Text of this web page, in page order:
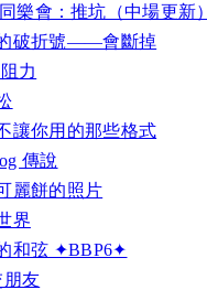
樂會：推坑（中場更新）
破折號——會斷掉
力
讓你用的那些格式
傳說
麗餅的照片
界
和弦 ✦BBP6✦
朋友